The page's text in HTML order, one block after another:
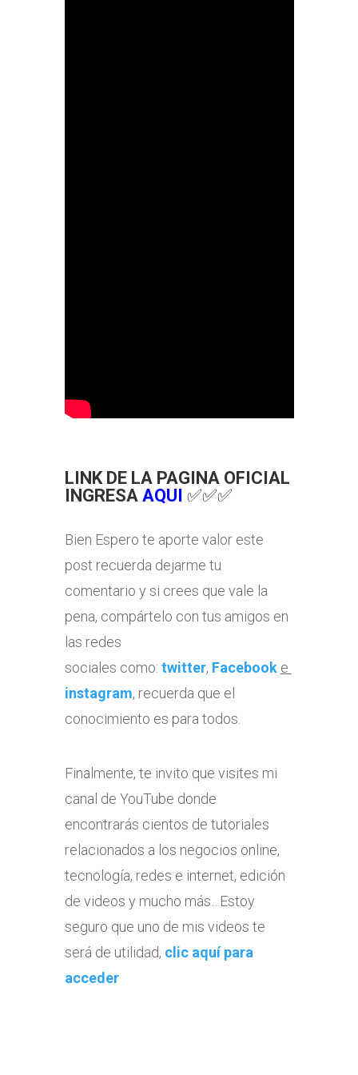
LINK DE LA PAGINA OFICIAL
INGRESA AQUI ✅✅✅
Bien Espero te aporte valor este
post recuerda dejarme tu
comentario y si crees que vale la
pena, compártelo con tus amigos en
las redes
sociales como: twitter, Facebook e
instagram, recuerda que el
conocimiento es para todos.
Finalmente, te invito que visites mi
canal de YouTube donde
encontrarás cientos de tutoriales
relacionados a los negocios online,
tecnología, redes e internet, edición
de videos y mucho más…Estoy
seguro que uno de mis videos te
será de utilidad, clic aquí para
acceder